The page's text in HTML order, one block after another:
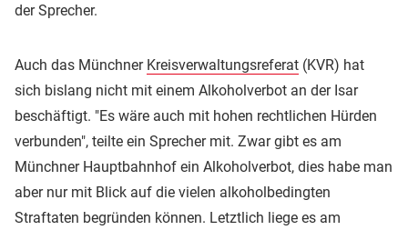
der Sprecher.
Auch das Münchner Kreisverwaltungsreferat (KVR) hat
sich bislang nicht mit einem Alkoholverbot an der Isar
beschäftigt. "Es wäre auch mit hohen rechtlichen Hürden
verbunden", teilte ein Sprecher mit. Zwar gibt es am
Münchner Hauptbahnhof ein Alkoholverbot, dies habe man
aber nur mit Blick auf die vielen alkoholbedingten
Straftaten begründen können. Letztlich liege es am